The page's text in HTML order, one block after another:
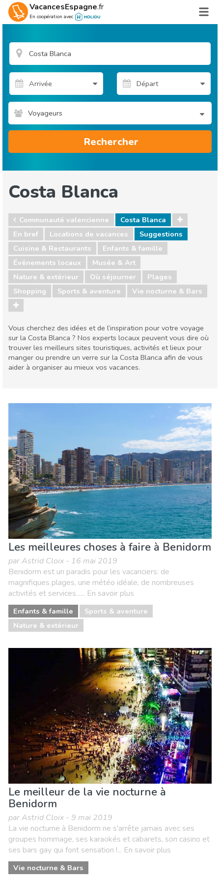
VacancesEspagne.fr
En coopération avec
Voyageurs
Rechercher
Costa Blanca
Communauté valencienne
Costa Blanca
En bref
Locations de vacances
Suggestions
Cuisine & Restaurants
Enfants & famille
Événements locaux
Musée & Art
Nature & extérieur
Où séjourner
Plages
Shopping
Sports & aventure Vie nocturne & Bars
Vous cherchez des idées et de l’inspiration pour votre voyage
sur la Costa Blanca ? Nos experts locaux peuvent vous dire où
trouver les meilleurs sites touristiques, activités et lieux pour
manger ou prendre un verre sur la Costa Blanca afin de vous
aider à organiser au mieux vos vacances.
Enfants & famille
Événements locaux
Nature & extérieur
Où séjourner
Plages
Shopping
Sports & aventure Vie nocturne & Bars
Les meilleures choses à faire à Benidorm
par Astrid Cloix - 16 mai 2019
Benidorm est un paradis pour les vacanciers: de
magnifiques plages, une météo idéale, de nombreuses
activités et services...... En savoir plus
Enfants & famille
Sports & aventure
Nature & extérieur
Le meilleur de la vie nocturne à
Benidorm
par Astrid Cloix - 9 mai 2019
La vie nocturne à Benidorm ne s'arrête jamais avec ses
groupes hommage, ses karaokés et cabarets, son casino et
ses bars gay qui font sensation !... En savoir plus
Vie nocturne & Bars